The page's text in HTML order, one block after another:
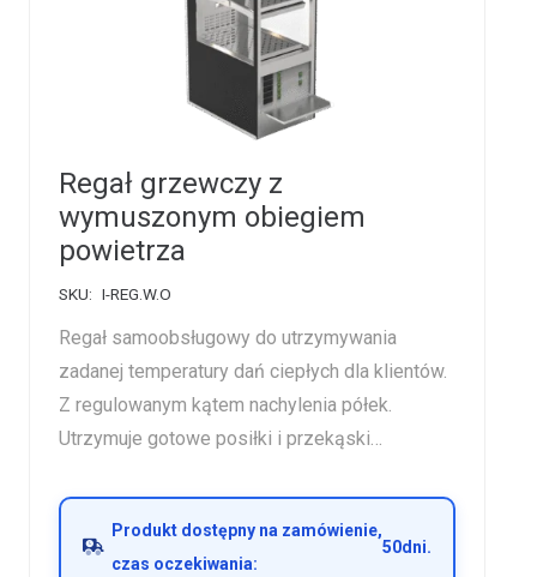
Regał grzewczy z
wymuszonym obiegiem
powietrza
SKU: I-REG.W.O
Regał samoobsługowy do utrzymywania
zadanej temperatury dań ciepłych dla klientów.
Z regulowanym kątem nachylenia półek.
Utrzymuje gotowe posiłki i przekąski…
Produkt dostępny na zamówienie,
czas oczekiwania:
50dni.